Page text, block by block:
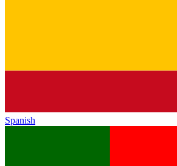
Spanish